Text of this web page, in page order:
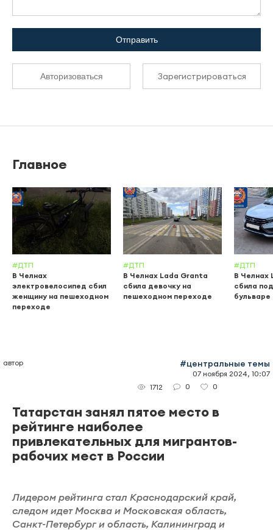
Отправить
Авторизоваться Зарегистрироваться
Главное
#ДТП
В Челнах
электровелосипед сбил
женщину на пешеходном
переходе
#ДТП
В Челнах Lada Granta
сбила девочку на
пешеходном переходе
#ДТП
В Челнах
сбила
автор #центральные темы
07 ноября 2024, 10:07
1712
0 0
Татарстан занял пятое место в
рейтинге наиболее
привлекательных для мигрантов-
рабочих мест в России
Лидером рейтинга стал Краснодарский край,
следом идет Москва и Московская область,
Санкт-Петербург и область, Калининград и